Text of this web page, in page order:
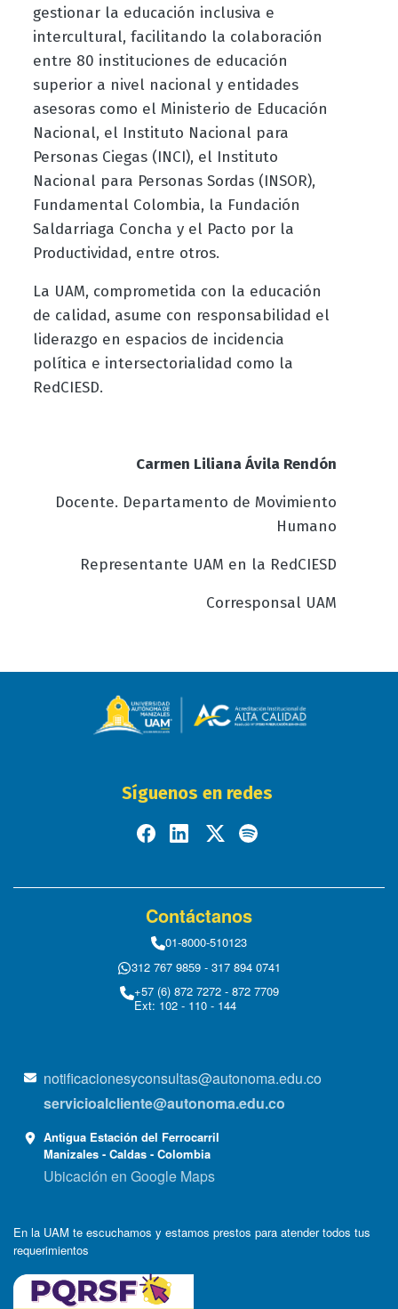
gestionar la educación inclusiva e
intercultural, facilitando la colaboración
entre 80 instituciones de educación
superior a nivel nacional y entidades
asesoras como el Ministerio de Educación
Nacional, el Instituto Nacional para
Personas Ciegas (INCI), el Instituto
Nacional para Personas Sordas (INSOR),
Fundamental Colombia, la Fundación
Saldarriaga Concha y el Pacto por la
Productividad, entre otros.
La UAM, comprometida con la educación
de calidad, asume con responsabilidad el
liderazgo en espacios de incidencia
política e intersectorialidad como la
RedCIESD.
Carmen Liliana Ávila Rendón
Docente. Departamento de Movimiento
Humano
Representante UAM en la RedCIESD
Corresponsal UAM
Síguenos en redes
Contáctanos
01-8000-510123
312 767 9859 - 317 894 0741
+57 (6) 872 7272 - 872 7709
Ext: 102 - 110 - 144
notificacionesyconsultas@autonoma.edu.co
servicioalcliente@autonoma.edu.co
Antigua Estación del Ferrocarril
Manizales - Caldas - Colombia
Ubicación en Google Maps
En la UAM te escuchamos y estamos prestos para atender todos tus
requerimientos